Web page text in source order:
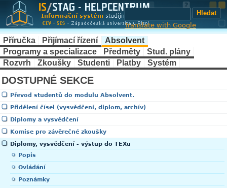
Translate with Google
Příručka Přijímací řízení
Absolvent
Programy a specializace
Předměty
Stud. plány
Rozvrh
Zkoušky Studenti Platby Systém
DOSTUPNÉ SEKCE
Převod studentů do modulu Absolvent.
Přidělení čísel (vysvědčení, diplom, archív)
Diplomy a vysvědčení
Komise pro závěrečné zkoušky
Diplomy, vysvědčení - výstup do TEXu
Popis
Ovládání
Poznámky